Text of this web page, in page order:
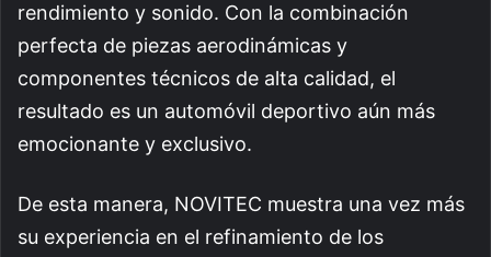
rendimiento y sonido. Con la combinación
perfecta de piezas aerodinámicas y
componentes técnicos de alta calidad, el
resultado es un automóvil deportivo aún más
emocionante y exclusivo.
De esta manera, NOVITEC muestra una vez más
su experiencia en el refinamiento de los